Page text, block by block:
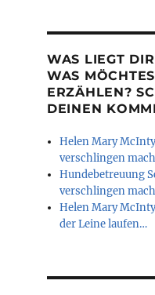
Mein erstes Video
WAS LIEGT
WAS
ERZÄHLEN?
DEINEN
Helen Mary
verschlingen
Hundebetreuung
verschlingen
Helen Mary
der Leine laufen…